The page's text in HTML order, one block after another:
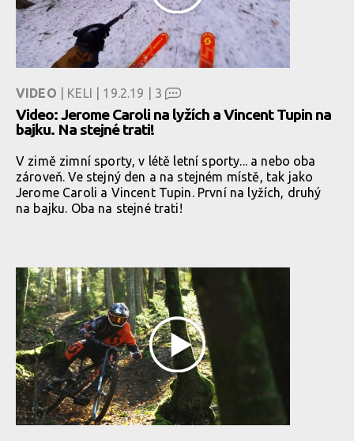
VIDEO | KELI | 19.2.19 | 3
Video: Jerome Caroli na lyžích a Vincent Tupin na
bajku. Na stejné trati!
V zimě zimní sporty, v létě letní sporty... a nebo oba
zároveň. Ve stejný den a na stejném místě, tak jako
Jerome Caroli a Vincent Tupin. První na lyžích, druhý
na bajku. Oba na stejné trati!